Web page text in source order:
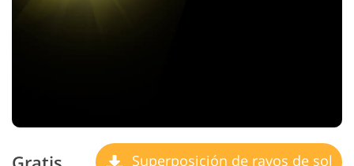
Superposición de rayos de sol